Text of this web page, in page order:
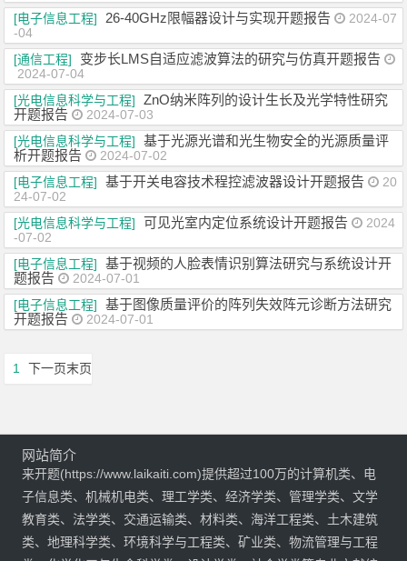
[电子信息工程]
26-40GHz限幅器设计与实现开题报告
2024-07
-04
[通信工程]
变步长LMS自适应滤波算法的研究与仿真开题报告
2024-07-04
[光电信息科学与工程]
ZnO纳米阵列的设计生长及光学特性研究
开题报告
2024-07-03
[光电信息科学与工程]
基于光源光谱和光生物安全的光源质量评
析开题报告
2024-07-02
[电子信息工程]
基于开关电容技术程控滤波器设计开题报告
20
24-07-02
[光电信息科学与工程]
可见光室内定位系统设计开题报告
2024
-07-02
[电子信息工程]
基于视频的人脸表情识别算法研究与系统设计开
题报告
2024-07-01
[电子信息工程]
基于图像质量评价的阵列失效阵元诊断方法研究
开题报告
2024-07-01
1 下一页末页
网站简介
来开题(https://www.laikaiti.com)提供超过100万的计算机类、电
子信息类、机械机电类、理工学类、经济学类、管理学类、文学
教育类、法学类、交通运输类、材料类、海洋工程类、土木建筑
类、地理科学类、环境科学与工程类、矿业类、物流管理与工程